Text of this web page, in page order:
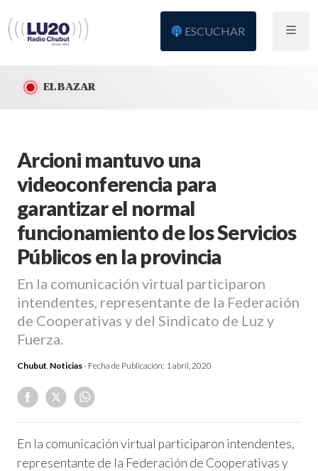
ESCUCHAR
EL BAZAR
Arcioni mantuvo una
videoconferencia para
garantizar el normal
funcionamiento de los Servicios
Públicos en la provincia
En la comunicación virtual participaron
intendentes, representante de la Federación
de Cooperativas y del Sindicato de Luz y
Fuerza.
Chubut, Noticias- Fecha de Publicación: 1 abril, 2020
En la comunicación virtual participaron intendentes,
representante de la Federación de Cooperativas y